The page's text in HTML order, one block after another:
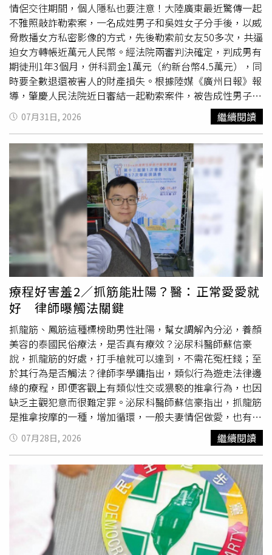
情侶交往期間，個人隱私也要注意！大陸廣東最近驚傳一起
不雅照敲詐勒索案，一名成姓男子和吳姓女子分手後，以威
脅散播女方私密影像的方式，先後勒索前女友50多次，共逼
迫女方轉帳近萬元人民幣。經法院兩審判決確定，判成男有
期徒刑1年3個月，併科罰金1萬元（約新台幣4.5萬元），同
時要全數退還被害人的財產損失。根據陸媒《廣州日報》報
導，肇慶人民法院近日審結一起勒索案件，被告成性男子與
原告吳姓女子曾是情侶關係，戀愛期間成男拍攝並保存吳女
大量私密影像。兩人分手後，成男以私密影像向吳女勒索50
多次，不法獲取9766.5元（約新台幣44000元）。肇慶人民
法院一審審理後，認定成男行為已構成敲詐勒索罪，依法判
處有期徒刑1年3個月，併科罰金1萬元（約新台幣4.5萬
元），同時責令其必須全數退賠受害人所遭受的財產損失。
但被告不服判決並提起上訴，近日經二審法院審理後，認為
一審判決事實清楚、適用法律正確且量刑適當，因此駁回上
訴並維持原判。目前該起案件的判決已正式生效，成男必須
入監服刑並承擔相應法律責任。對此，警方特別呼籲，無論
在何種關係下，切勿隨意拍攝、保存或持有他人的私密影
像，以免觸犯法
律。此類未經同意拍攝或保存私密照的行
為，往往成為日後犯罪的工具，嚴重侵害他人隱私權。◎根
據刑法第235條規定，散布、播送或販賣猥褻之文字、圖
畫、聲音、影像或其他物品，或公然陳列，或以他法供人觀
覽、聽聞者，處2年以下有期徒刑、拘役或可併科三萬元以
下罰金。意圖散布、播送、販賣而製造、持有前項文字、圖
畫、聲音、影像及其附著物或其他物品者，亦同。提醒大家
勿加入跪求、私給等行列，以免觸法。
07月31日, 2026 繼續閱讀
療程好害羞2／抓筋能壯陽？醫：正常愛愛就
好 律師曝觸法關鍵
抓龍筋、鳳筋這種標榜助男性壯陽，幫女調解內分泌，養顏
美容的泰國民俗療法，是否真有療效？泌尿科醫師蘇信豪
說，抓龍筋的好處，打手槍就可以達到，不需花冤枉錢；至
於其行為是否觸法？律師李學鏞指出，類似行為遊走法律邊
緣的療程，即便客觀上有類似性交或猥褻的推拿行為，也因
缺乏主觀犯意而很難定罪。泌尿科醫師蘇信豪指出，抓龍筋
是推拿按摩的一種，增加循環，一般夫妻情侶做愛，也有同
樣的效果。事實上，根據患者體驗，抓龍筋會爽，但更多是
痛！因為揉捏睪丸、按壓會陰，有受傷的風險；蘇信豪透
露，有患者抓龍筋後發現「血精」找他治療，診察結果是抓
到發炎、血管破裂，換句話說，抓龍筋不是沒有風險。抓龍
筋是否有助男性重振雄風？蘇信豪說，適度按摩、刺激下
體，當然有好處，但強化性功能，需要的是「順暢的血
流」，而不是「外力的暴力推拿」；他建議中年男女持續
「凱格爾運動」，因為練好骨盆底肌，效果比花錢找人抓龍
鳳筋還要好！至於侵入陰道、揉捏陰唇、陰核的「抓鳳
07月28日, 2026 繼續閱讀